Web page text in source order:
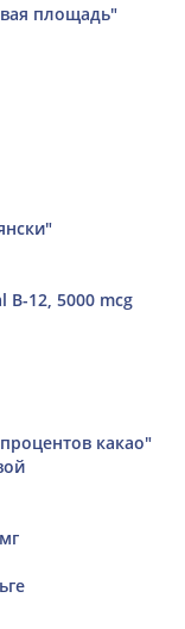
площадь"
B-12, 5000 mcg
какао"